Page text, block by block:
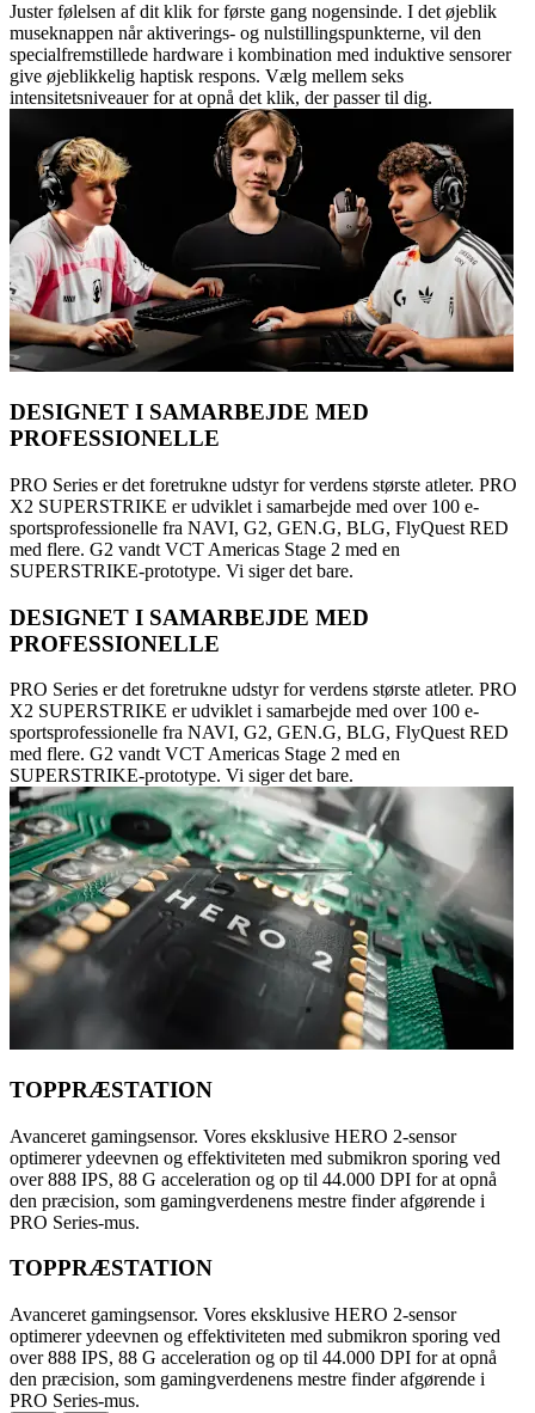
Juster følelsen af dit klik for første gang nogensinde. I det øjeblik
museknappen når aktiverings- og nulstillingspunkterne, vil den
specialfremstillede hardware i kombination med induktive sensorer
give øjeblikkelig haptisk respons. Vælg mellem seks
intensitetsniveauer for at opnå det klik, der passer til dig.
DESIGNET I SAMARBEJDE MED
PROFESSIONELLE
PRO Series er det foretrukne udstyr for verdens største atleter. PRO
X2 SUPERSTRIKE er udviklet i samarbejde med over 100 e-
sportsprofessionelle fra NAVI, G2, GEN.G, BLG, FlyQuest RED
med flere. G2 vandt VCT Americas Stage 2 med en
SUPERSTRIKE-prototype. Vi siger det bare.
DESIGNET I SAMARBEJDE MED
PROFESSIONELLE
PRO Series er det foretrukne udstyr for verdens største atleter. PRO
X2 SUPERSTRIKE er udviklet i samarbejde med over 100 e-
sportsprofessionelle fra NAVI, G2, GEN.G, BLG, FlyQuest RED
med flere. G2 vandt VCT Americas Stage 2 med en
SUPERSTRIKE-prototype. Vi siger det bare.
TOPPRÆSTATION
Avanceret gamingsensor. Vores eksklusive HERO 2-sensor
optimerer ydeevnen og effektiviteten med submikron sporing ved
over 888 IPS, 88 G acceleration og op til 44.000 DPI for at opnå
den præcision, som gamingverdenens mestre finder afgørende i
PRO Series-mus.
TOPPRÆSTATION
Avanceret gamingsensor. Vores eksklusive HERO 2-sensor
optimerer ydeevnen og effektiviteten med submikron sporing ved
over 888 IPS, 88 G acceleration og op til 44.000 DPI for at opnå
den præcision, som gamingverdenens mestre finder afgørende i
PRO Series-mus.